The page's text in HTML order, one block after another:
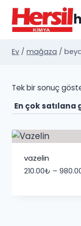
İçeriğe
geç
Ev / mağaza /
Tek bir sonuç
vazelin
210.00₺ –